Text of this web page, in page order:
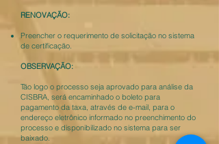
RENOVAÇÃO:
Preencher o requerimento de solicitação no sistema
de certificação.
OBSERVAÇÃO:
Tão logo o processo seja aprovado para análise da
CISBRA, será encaminhado o boleto para
pagamento da taxa, através de e-mail, para o
endereço eletrônico informado no preenchimento do
processo e disponibilizado no sistema para ser
baixado.